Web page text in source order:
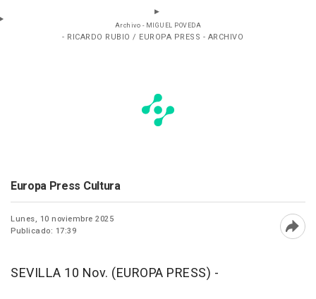
Archivo - MIGUEL POVEDA
- RICARDO RUBIO / EUROPA PRESS - ARCHIVO
Europa Press Cultura
Lunes, 10 noviembre 2025
Publicado: 17:39
SEVILLA 10 Nov. (EUROPA PRESS) -